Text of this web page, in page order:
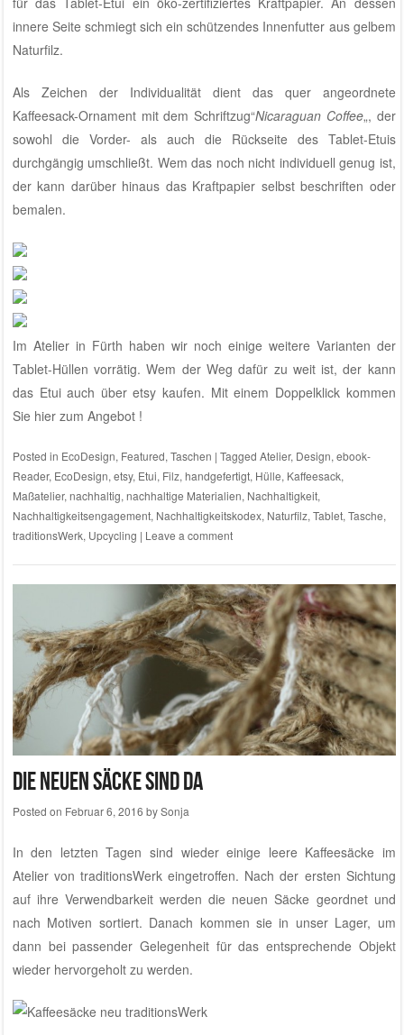
innere Seite schmiegt sich ein schützendes Innenfutter aus gelbem
Naturfilz.
Als Zeichen der Individualität dient das quer angeordnete
Kaffeesack-Ornament mit dem Schriftzug“Nicaraguan Coffee„, der
sowohl die Vorder- als auch die Rückseite des Tablet-Etuis
durchgängig umschließt. Wem das noch nicht individuell genug ist,
der kann darüber hinaus das Kraftpapier selbst beschriften oder
bemalen.
Im Atelier in Fürth haben wir noch einige weitere Varianten der
Tablet-Hüllen vorrätig. Wem der Weg dafür zu weit ist, der kann
das Etui auch über etsy kaufen. Mit einem Doppelklick kommen
Sie hier zum Angebot !
Posted in EcoDesign, Featured, Taschen | Tagged Atelier, Design, ebook-
Reader, EcoDesign, etsy, Etui, Filz, handgefertigt, Hülle, Kaffeesack,
Maßatelier, nachhaltig, nachhaltige Materialien, Nachhaltigkeit,
Nachhaltigkeitsengagement, Nachhaltigkeitskodex, Naturfilz, Tablet, Tasche,
traditionsWerk, Upcycling | Leave a comment
Die neuen Säcke sind da
Posted on Februar 6, 2016 bySonja
In den letzten Tagen sind wieder einige leere Kaffeesäcke im
Atelier von traditionsWerk eingetroffen. Nach der ersten Sichtung
auf ihre Verwendbarkeit werden die neuen Säcke geordnet und
nach Motiven sortiert. Danach kommen sie in unser Lager, um
dann bei passender Gelegenheit für das entsprechende Objekt
wieder hervorgeholt zu werden.